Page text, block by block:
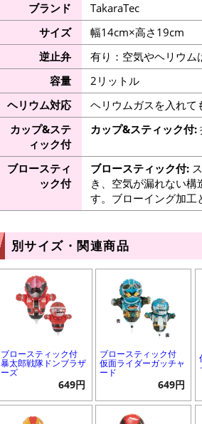
ブランド
TakaraTec
サイズ
幅14cm×高さ19cm
逆止弁
有り：空気やヘリウム
容量
2リットル
ヘリウム対応
ヘリウムガスを入れて
カップ&ステ
ィック付
カップ&スティック付:
ブロースティ
ック付
ブロースティック付:
き、空気が漏れない
す。ブローイング加工
別サイズ・関連商品
ブロースティック付
暴太郎戦隊ドンブラザ
ーズ
649円
ブロースティック付
仮面ライダーガッチャ
ード
649円